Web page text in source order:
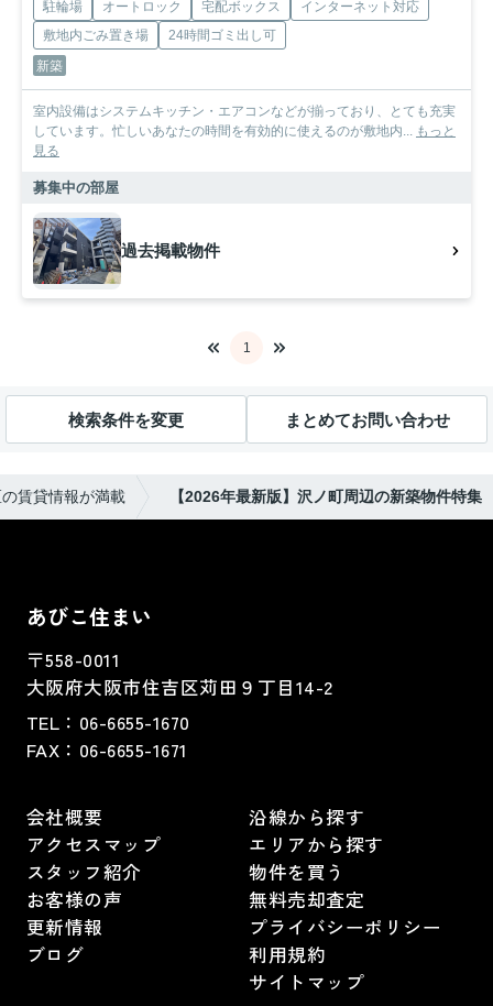
駐輪場 オートロック 宅配ボックス
インターネット対応
敷地内ごみ置き場
24時間ゴミ出し可
新築
室内設備はシステムキッチン・エアコンなどが揃っており、とても充実
しています。忙しいあなたの時間を有効的に使えるのが敷地内... もっと
見る
募集中の部屋
過去掲載物件
1
検索条件を変更 まとめてお問い合わせ
賃貸情報が満載 【2026年最新版】沢ノ町周辺の新築物件特集
あびこ住まい
〒558-0011
大阪府大阪市住吉区苅田９丁目14-2
TEL： 06-6655-1670
FAX： 06-6655-1671
会社概要
アクセスマップ
スタッフ紹介
お客様の声
更新情報
ブログ
沿線から探す
エリアから探す
物件を買う
無料売却査定
プライバシーポリシー
利用規約
サイトマップ